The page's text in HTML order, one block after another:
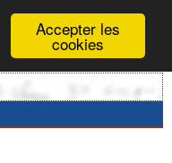
Accepter les
cookies